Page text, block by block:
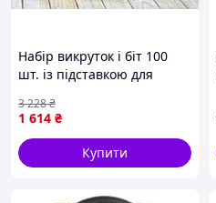
Набір викруток і біт 100
шт. із підставкою для
ремонту й обслуговування
1 614 ₴
3 228₴
Купити